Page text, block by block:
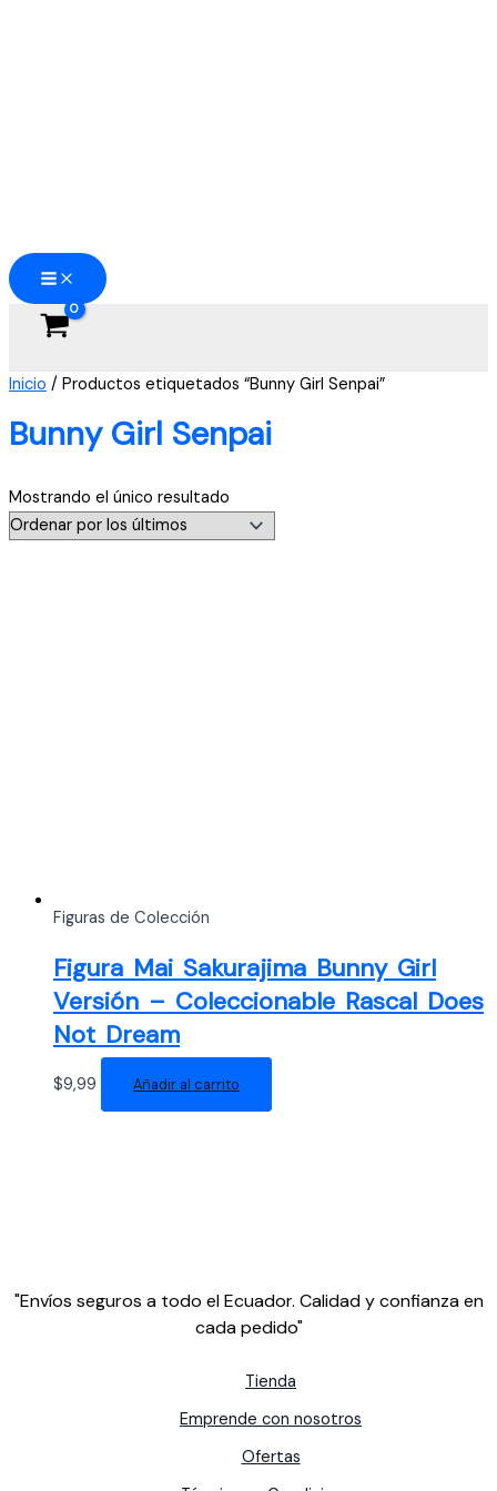
Inicio / Productos etiquetados “Bunny Girl Senpai”
Bunny Girl Senpai
Mostrando el único resultado
Figuras de Colección
Figura Mai Sakurajima Bunny Girl
Versión – Coleccionable Rascal Does
Not Dream
$9,99 Añadir al carrito
"Envíos seguros a todo el Ecuador. Calidad y confianza en
cada pedido"
Tienda
Emprende con nosotros
Ofertas